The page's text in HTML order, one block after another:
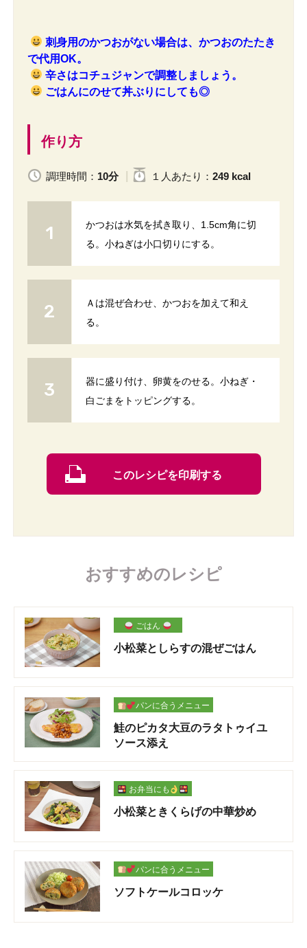
刺身用のかつおがない場合は、かつおのたたき
で代用OK。
辛さはコチュジャンで調整しましょう。
ごはんにのせて丼ぶりにしても◎
作り方
調理時間： 10分 １人 あたり ： 249 kcal
かつおは水気を拭き取り、1.5cm角に切
る。小ねぎは小口切りにする。
Ａは混ぜ合わせ、かつおを加えて和え
る。
器に盛り付け、卵黄をのせる。小ねぎ・
白ごまをトッピングする。
このレシピを印刷する
おすすめのレシピ
ごはん
小松菜としらすの混ぜごはん
パンに合うメニュー
鮭のピカタ大豆のラタトゥイユ
ソース添え
お弁当にも
小松菜ときくらげの中華炒め
パンに合うメニュー
ソフトケールコロッケ